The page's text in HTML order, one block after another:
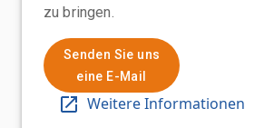
zu bringen.
Senden Sie uns
eine E-Mail
Weitere Informationen